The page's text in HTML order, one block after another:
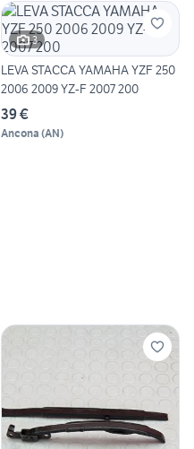
3
LEVA STACCA YAMAHA YZF 250
2006 2009 YZ-F 2007 200
39 €
Ancona (AN)